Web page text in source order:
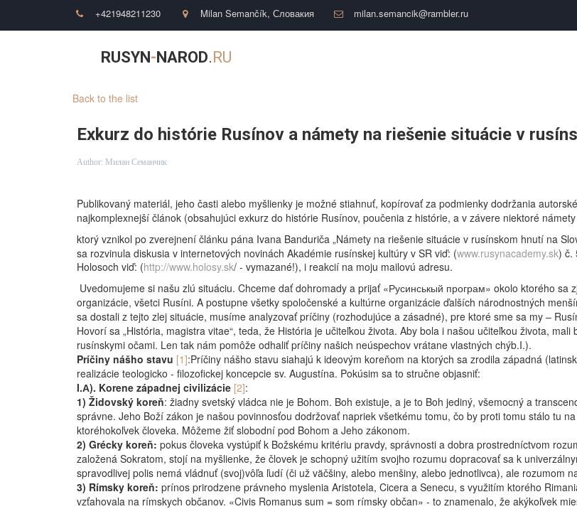
+421948211230 Milan Semančík, Словакия milan.semancik@rambler.ru
RUSYN-NAROD.RU
Back to the list
Exkurz do histórie Rusínov a námety na riešenie situácie v
Author: Милан Семанчик
Publikovaný materiál, jeho časti alebo myšlienky je možné stiahnuť, kopírovať za podmienky dodržania
najkomplexnejší článok (obsahujúci exkurz do histórie Rusínov, poučenia z histórie, a v závere niektoré
ktorý vznikol po zverejnení článku pána Ivana Banduriča „Námety na riešenie situácie v rusínskom hnutí na
sa rozvinula diskusia v internetových novinách Akadémie rusínskej kultúry v SR viď: (www.rusynacademy.sk) č.
Holosoch viď: (http://www.holosy.sk/ - vymazané!), i reakcií na moju mailovú adresu.
Uvedomujeme si našu zlú situáciu. Chceme dať dohromady a prijať «Русинськый програм» okolo ktorého
organizácie, všetci Rusíni. A postupne všetky spoločenské a kultúrne organizácie ďalších národnostných
sa dostali z tejto zlej situácie, musíme analyzovať príčiny (rozhodujúce a zásadné), pre ktoré sme sa my –
Hovorí sa „História, magistra vitae“, teda, že História je učiteľkou života. Aby bola i našou učiteľkou života,
rusínskymi očami. Len tak nám pomôže odhaliť príčiny našich neúspechov vrátane vlastných chýb.I.).
Príčiny nášho stavu [1]:Príčiny nášho stavu siahajú k ideovým koreňom na ktorých sa zrodila západná
realizácie teologicko - filozofickej koncepcie sv. Augustína. Pokúsim sa to stručne objasniť:
I.А). Korene západnej civilizácie [2]:
1) Židovský koreň: žiadny svetský vládca nie je Bohom. Boh existuje, a je to Boh jediný, všemocný a
správne. Jeho Boží zákon je našou povinnosťou dodržovať napriek všetkému tomu, čo by proti tomu stálo tu
ktoréhokoľvek človeka. Môžeme žiť slobodní pod Bohom a Jeho zákonom.
2) Grécky koreň: pokus človeka vystúpiť k Božskému kritériu pravdy, správnosti a dobra prostredníctvom
založená Sokratom, stojí na myšlienke, že človek je schopný užitím svojho rozumu dopracovať sa k
spravodlivej polis nemá vládnuť (svoj)vôľa ľudí (či už väčšiny, alebo menšiny, alebo jednotlivca), ale rozumom
3) Rímsky koreň: prínos prirodzene právneho myslenia Aristotela, Cicera a Senecu, s využitím ktorého
vzťahovala na rímskych občanov. «Civis Romanus sum = som rímsky občan» - to znamenalo, že akýkoľvek